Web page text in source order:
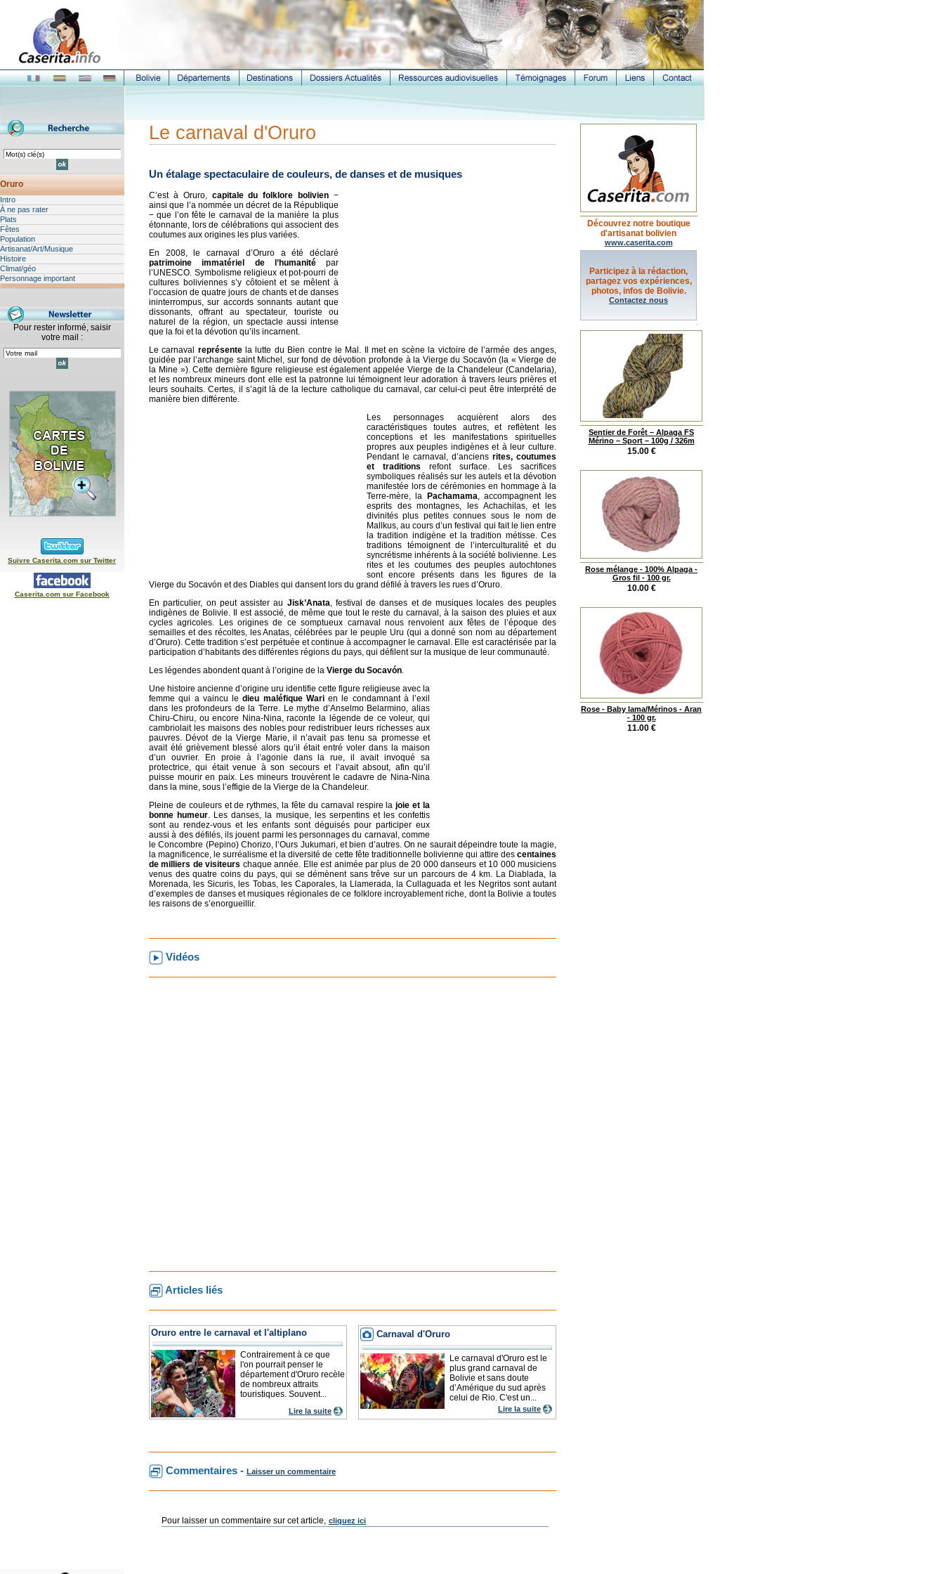
Oruro
Intro
À ne pas rater
Plats
Fêtes
Population
Artisanat/Art/Musique
Histoire
Climat/géo
Personnage important
Pour rester informé, saisir
votre mail :
Suivre Caserita.com sur Twitter
Caserita.com sur Facebook
Le carnaval d'Oruro
Un étalage spectaculaire de couleurs, de danses et de musiques
C’est à Oruro, capitale du folklore bolivien −
ainsi que l’a nommée un décret de la République
− que l’on fête le carnaval de la manière la plus
étonnante, lors de célébrations qui associent des
coutumes aux origines les plus variées.
En 2008, le carnaval d’Oruro a été déclaré
patrimoine immatériel de l’humanitépar
l’UNESCO. Symbolisme religieux et pot-pourri de
cultures boliviennes s’y côtoient et se mêlent à
l’occasion de quatre jours de chants et de danses
ininterrompus, sur accords sonnants autant que
dissonants, offrant au spectateur, touriste ou
naturel de la région, un spectacle aussi intense
que la foi et la dévotion qu’ils incarnent.
Le carnaval représentela lutte du Bien contre le Mal. Il met en scène la victoire de l’armée des anges,
guidée par l’archange saint Michel, sur fond de dévotion profonde à la Vierge du Socavón (la « Vierge de
la Mine »). Cette dernière figure religieuse est également appelée Vierge de la Chandeleur (Candelaria),
et les nombreux mineurs dont elle est la patronne lui témoignent leur adoration à travers leurs prières et
leurs souhaits. Certes, il s’agit là de la lecture catholique du carnaval, car celui-ci peut être interprété de
manière bien différente.
Les personnages acquièrent alors des
caractéristiques toutes autres, et reflètent les
conceptions et les manifestations spirituelles
propres aux peuples indigènes et à leur culture.
Pendant le carnaval, d’anciens rites, coutumes
et traditions refont surface. Les sacrifices
symboliques réalisés sur les autels et la dévotion
manifestée lors de cérémonies en hommage à la
Terre-mère, la
Pachamama, accompagnent les
esprits des montagnes, les Achachilas, et les
divinités plus petites connues sous le nom de
Mallkus, au cours d’un festival qui fait le lien entre
la tradition indigène et la tradition métisse. Ces
traditions témoignent de l’interculturalité et du
syncrétisme inhérents à la société bolivienne. Les
rites et les coutumes des peuples autochtones
sont encore présents dans les figures de la
Vierge du Socavón et des Diables qui dansent lors du grand défilé à travers les rues d’Oruro.
En particulier, on peut assister au Jisk’Anata, festival de danses et de musiques locales des peuples
indigènes de Bolivie. Il est associé, de même que tout le reste du carnaval, à la saison des pluies et aux
cycles agricoles. Les origines de ce somptueux carnaval nous renvoient aux fêtes de l’époque des
semailles et des récoltes, les Anatas, célébrées par le peuple Uru (qui a donné son nom au département
d’Oruro). Cette tradition s’est perpétuée et continue à accompagner le carnaval. Elle est caractérisée par la
participation d’habitants des différentes régions du pays, qui défilent sur la musique de leur communauté.
Les légendes abondent quant à l’origine de la Vierge du Socavón.
Une histoire ancienne d’origine uru identifie cette figure religieuse avec la
femme qui a vaincu ledieu maléfique Warien le condamnant à l’exil
dans les profondeurs de la Terre. Le mythe d’Anselmo Belarmino, alias
Chiru-Chiru, ou encore Nina-Nina, raconte la légende de ce voleur, qui
cambriolait les maisons des nobles pour redistribuer leurs richesses aux
pauvres. Dévot de la Vierge Marie, il n’avait pas tenu sa promesse et
avait été grièvement blessé alors qu’il était entré voler dans la maison
d’un ouvrier. En proie à l’agonie dans la rue, il avait invoqué sa
protectrice, qui était venue à son secours et l’avait absout, afin qu’il
puisse mourir en paix. Les mineurs trouvèrent le cadavre de Nina-Nina
dans la mine, sous l’effigie de la Vierge de la Chandeleur.
Pleine de couleurs et de rythmes, la fête du carnaval respire lajoie et la
bonne humeur. Les danses, la musique, les serpentins et les confettis
sont au rendez-vous et les enfants sont déguisés pour participer eux
aussi à des défilés, ils jouent parmi les personnages du carnaval, comme
le Concombre (Pepino) Chorizo, l’Ours Jukumari, et bien d’autres. On ne saurait dépeindre toute la magie,
la magnificence, le surréalisme et la diversité de cette fête traditionnelle bolivienne qui attire des centaines
de milliers de visiteurs chaque année. Elle est animée par plus de 20 000 danseurs et 10 000 musiciens
venus des quatre coins du pays, qui se démènent sans trêve sur un parcours de 4 km. La Diablada, la
Morenada, les Sicuris, les Tobas, les Caporales, la Llamerada, la Cullaguada et les Negritos sont autant
d’exemples de danses et musiques régionales de ce folklore incroyablement riche, dont la Bolivie a toutes
les raisons de s’enorgueillir.
Vidéos
Articles liés
Oruro entre le carnaval et l'altiplano
Contrairement à ce que
l'on pourrait penser le
département d'Oruro recèle
de nombreux attraits
touristiques. Souvent...
Lire la suite
Carnaval d'Oruro
Le carnaval d'Oruro est le
plus grand carnaval de
Bolivie et sans doute
d’Amérique du sud après
celui de Rio. C'est un...
Lire la suite
Commentaires - Laisser un commentaire
Pour laisser un commentaire sur cet article, cliquez ici
Découvrez notre boutique
d'artisanat bolivien
www.caserita.com
Participez à la rédaction,
partagez vos expériences,
photos, infos de Bolivie.
Contactez nous
Sentier de Forêt – Alpaga FS
Mérino – Sport – 100g / 326m
15.00 €
Rose mélange - 100% Alpaga -
Gros fil - 100 gr.
10.00 €
Rose - Baby lama/Mérinos - Aran
- 100 gr.
11.00 €